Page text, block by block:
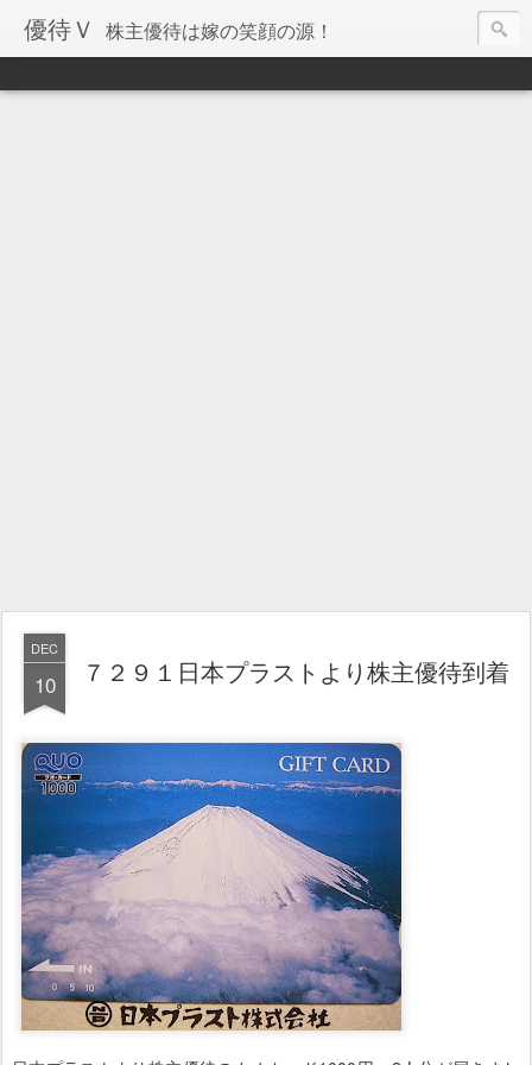
優待Ｖ 株主優待は嫁の笑顔の源！
DEC
10 ７２９１日本プラストより株主優待到着